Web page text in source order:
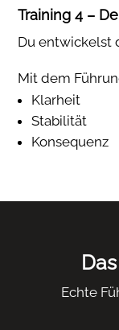
Training 4 –
Du entwickelst
Mit dem
Klarheit
Stabilität
Konsequenz
Echte